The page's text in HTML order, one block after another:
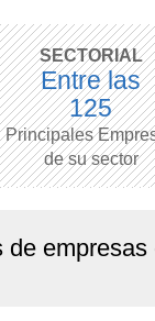
SECTORIAL
Entre las
125
Principales
de su sector
de